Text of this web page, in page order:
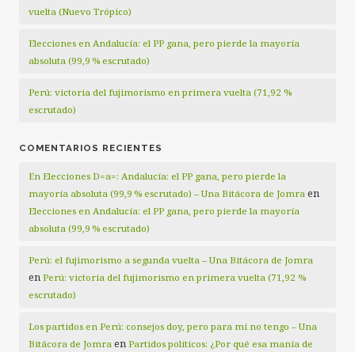
vuelta (Nuevo Trópico)
Elecciones en Andalucía: el PP gana, pero pierde la mayoría
absoluta (99,9 % escrutado)
Perú: victoria del fujimorismo en primera vuelta (71,92 %
escrutado)
COMENTARIOS RECIENTES
En Elecciones D=a=: Andalucía: el PP gana, pero pierde la
mayoría absoluta (99,9 % escrutado) – Una Bitácora de Jomra en
Elecciones en Andalucía: el PP gana, pero pierde la mayoría
absoluta (99,9 % escrutado)
Perú: el fujimorismo a segunda vuelta – Una Bitácora de Jomra
en Perú: victoria del fujimorismo en primera vuelta (71,92 %
escrutado)
Los partidos en Perú: consejos doy, pero para mí no tengo – Una
Bitácora de Jomra en Partidos políticos: ¿Por qué esa manía de